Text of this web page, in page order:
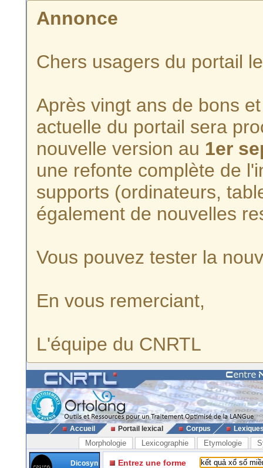
Annonce
Chers usagers du portail
Après vingt ans de bons
actuelle du portail sera
nouvelle version au 1er
une refonte complète de
supports (ordinateurs,
également de nouvelles
Vous pouvez tester la
En vous remerciant,
L'équipe du CNRTL
Accueil Portail lexical Corpus
Morphologie Lexicographie Etymologie
Dicosyn
Entrez une forme